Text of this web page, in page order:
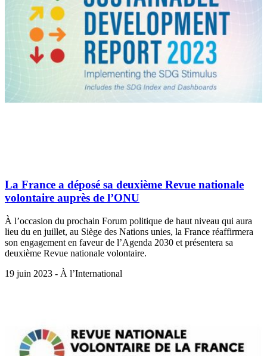
La France a déposé sa deuxième Revue nationale
volontaire auprès de l’ONU
À l’occasion du prochain Forum politique de haut niveau qui aura
lieu du en juillet, au Siège des Nations unies, la France réaffirmera
son engagement en faveur de l’Agenda 2030 et présentera sa
deuxième Revue nationale volontaire.
19 juin 2023 - À l’International